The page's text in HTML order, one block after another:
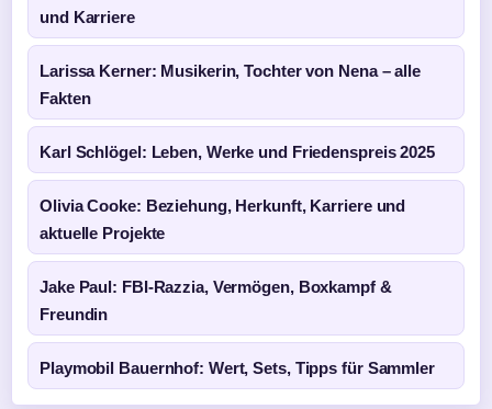
und Karriere
Larissa Kerner: Musikerin, Tochter von Nena – alle
Fakten
Karl Schlögel: Leben, Werke und Friedenspreis 2025
Olivia Cooke: Beziehung, Herkunft, Karriere und
aktuelle Projekte
Jake Paul: FBI-Razzia, Vermögen, Boxkampf &
Freundin
Playmobil Bauernhof: Wert, Sets, Tipps für Sammler